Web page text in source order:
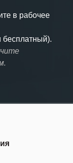
в рабочее
бесплатный).